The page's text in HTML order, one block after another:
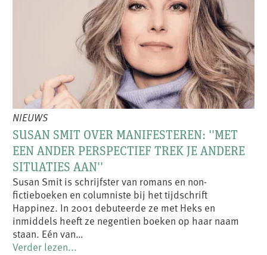
NIEUWS
SUSAN SMIT OVER MANIFESTEREN: ''MET
EEN ANDER PERSPECTIEF TREK JE ANDERE
SITUATIES AAN''
Susan Smit is schrijfster van romans en non-
fictieboeken en columniste bij het tijdschrift
Happinez. In 2001 debuteerde ze met Heks en
inmiddels heeft ze negentien boeken op haar naam
staan. Eén van…
Verder lezen...